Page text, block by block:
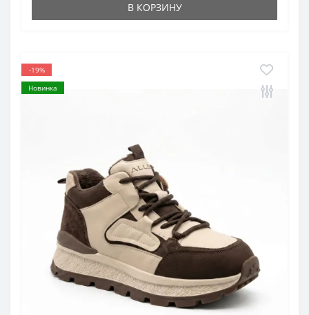
В КОРЗИНУ
-19%
Новинка